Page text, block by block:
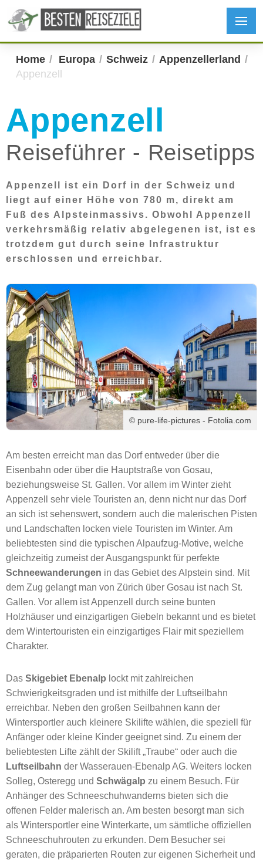
Home Europa Schweiz
Appenzellerland
Appenzell
Appenzell
Reiseführer - Reisetipps
Appenzell ist ein Dorf in der Schweiz und
liegt auf einer Höhe von 780 m, direkt am
Fuß des Alpsteinmassivs. Obwohl Appenzell
verkehrsmäßig relativ abgelegenen ist, ist es
trotzdem gut durch seine Infrastruktur
erschlossen und erreichbar.
© pure-life-pictures - Fotolia.com
Am besten erreicht man das Dorf entweder über die
Eisenbahn oder über die Hauptstraße von Gosau,
beziehungsweise St. Gallen. Vor allem im Winter zieht
Appenzell sehr viele Touristen an, denn nicht nur das Dorf
an sich ist sehenswert, sondern auch die malerischen Pisten
und Landschaften locken viele Touristen im Winter. Am
beliebtesten sind die typischen Alpaufzug-Motive, welche
gleichzeitig zumeist der Ausgangspunkt für perfekte
Schneewanderungen in das Gebiet des Alpstein sind. Mit
dem Zug gelangt man von Zürich über Gosau ist nach St.
Gallen. Vor allem ist Appenzell durch seine bunten
Holzhäuser und einzigartigen Giebeln bekannt und es bietet
dem Wintertouristen ein einzigartiges Flair mit speziellem
Charakter.
Das Skigebiet Ebenalp lockt mit zahlreichen
Schwierigkeitsgraden und ist mithilfe der Luftseilbahn
erreichbar. Neben den großen Seilbahnen kann der
Wintersportler auch kleinere Skilifte wählen, die speziell für
Anfänger oder kleine Kinder geeignet sind. Zu einem der
beliebtesten Lifte zählt der Skilift „Traube“ oder auch die
Luftseilbahn der Wasserauen-Ebenalp AG. Weiters locken
Solleg, Osteregg und Schwägalp zu einem Besuch. Für
Anhänger des Schneeschuhwanderns bieten sich die
offenen Felder malerisch an. Am besten besorgt man sich
als Wintersportler eine Winterkarte, um sämtliche offiziellen
Schneeschuhrouten zu erkunden. Dem Besucher sei
geraten, die präparierten Routen zur eigenen Sicherheit und